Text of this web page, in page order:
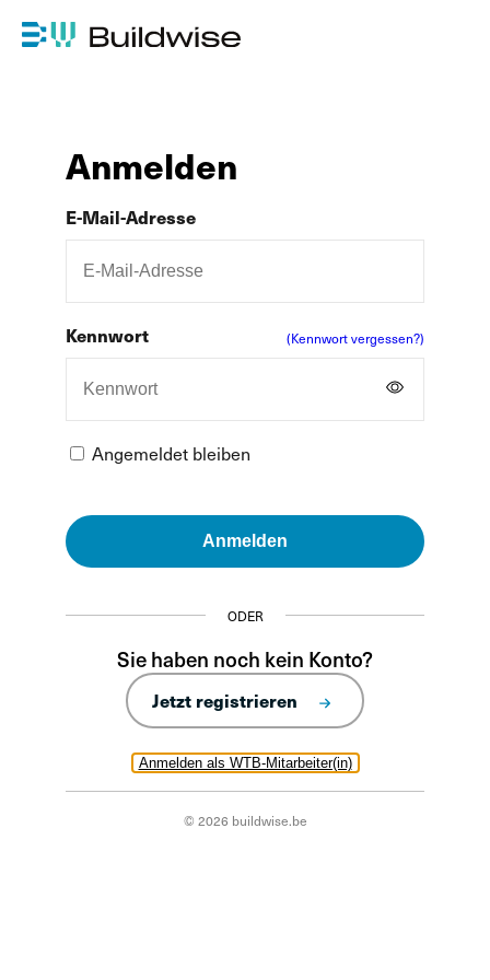
Anmelden
Anmelden als WTB-Mitarbeiter(in)
E-Mail-Adresse
Kennwort (Kennwort vergessen?)
Angemeldet bleiben
Anmelden
ODER
Sie haben noch kein Konto?
Jetzt registrieren
© 2026 buildwise.be